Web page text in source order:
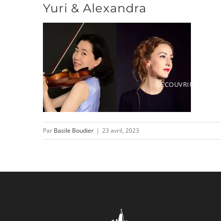
DÉCOUVRIR
Yuri & Alexandra
Par Basile Boudier | 23 avril, 2023